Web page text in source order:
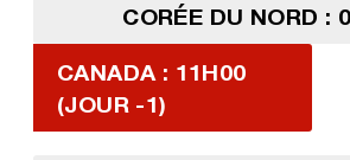
CORÉE DU NORD :
CANADA : 11H00
(JOUR -1)